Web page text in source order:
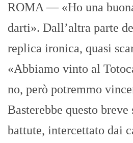
ROMA — «Ho una
darti». Dall’altra parte
replica ironica, quasi
«Abbiamo vinto al
no, però potremmo
Basterebbe questo breve
battute, intercettato dai